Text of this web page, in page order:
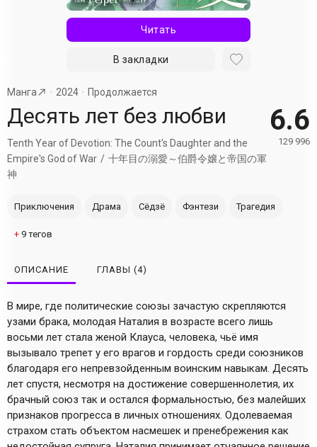
Читать
В закладки
Манга 2024 Продолжается
Десять лет без любви
Tenth Year of Devotion: The Count's Daughter and the
Empire's God of War
十年目の溺愛～伯爵令嬢と帝国の軍
神
6.6
129 996
Приключения Драма Сёдзё Фэнтези Трагедия
+ 9 тегов
ОПИСАНИЕ ГЛАВЫ (4)
В мире, где политические союзы зачастую скрепляются
узами брака, молодая Наталия в возрасте всего лишь
восьми лет стала женой Клауса, человека, чьё имя
вызывало трепет у его врагов и гордость среди союзников
благодаря его непревзойденным воинским навыкам. Десять
лет спустя, несмотря на достижение совершеннолетия, их
брачный союз так и остался формальностью, без малейших
признаков прогресса в личных отношениях. Одолеваемая
страхом стать объектом насмешек и пренебрежения как